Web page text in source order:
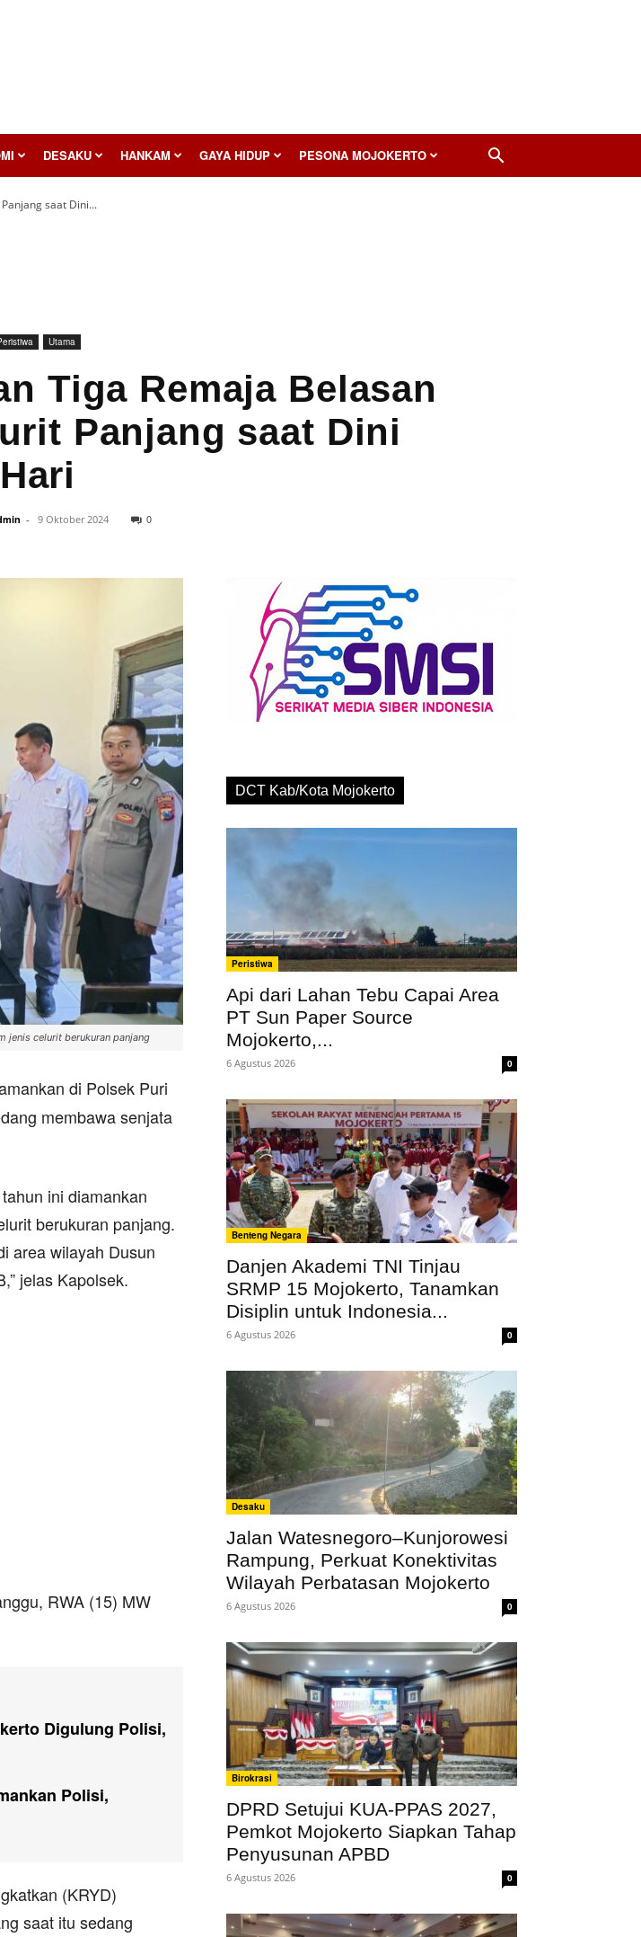
DESAKU HANKAM GAYA HIDUP PESONA MOJOKERTO
saat Dini...
Utama
Tiga Remaja Belasan
Panjang saat Dini
Hari
- 9 Oktober 2024 0
jenis celurit berukuran panjang
di Polsek Puri
membawa senjata
ini diamankan
berukuran panjang.
area wilayah Dusun
jelas Kapolsek.
RWA (15) MW
Digulung Polisi,
Polisi,
(KRYD)
saat itu sedang
DCT Kab/Kota Mojokerto
Peristiwa
Api dari Lahan Tebu Capai Area
PT Sun Paper Source
Mojokerto,...
6 Agustus 2026 0
Benteng Negara
Danjen Akademi TNI Tinjau
SRMP 15 Mojokerto, Tanamkan
Disiplin untuk Indonesia...
6 Agustus 2026 0
Desaku
Jalan Watesnegoro–Kunjorowesi
Rampung, Perkuat Konektivitas
Wilayah Perbatasan Mojokerto
6 Agustus 2026 0
Birokrasi
DPRD Setujui KUA-PPAS 2027,
Pemkot Mojokerto Siapkan Tahap
Penyusunan APBD
6 Agustus 2026 0